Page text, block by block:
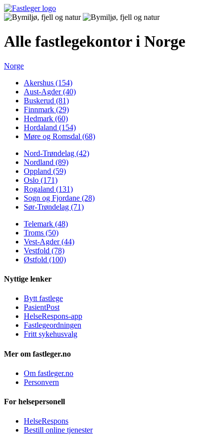
Alle fastlegekontor i Norge
Norge
Akershus (154)
Aust-Agder (40)
Buskerud (81)
Finnmark (29)
Hedmark (60)
Hordaland (154)
Møre og Romsdal (68)
Nord-Trøndelag (42)
Nordland (89)
Oppland (59)
Oslo (171)
Rogaland (131)
Sogn og Fjordane (28)
Sør-Trøndelag (71)
Telemark (48)
Troms (50)
Vest-Agder (44)
Vestfold (78)
Østfold (100)
Nyttige lenker
Bytt fastlege
PasientPost
HelseRespons-app
Fastlegeordningen
Fritt sykehusvalg
Mer om fastleger.no
Om fastleger.no
Personvern
For helsepersonell
HelseRespons
Bestill online tjenester